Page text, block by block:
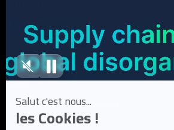
Livres Blancs
Webinaires
Articles de blog
Documentation utilisateur